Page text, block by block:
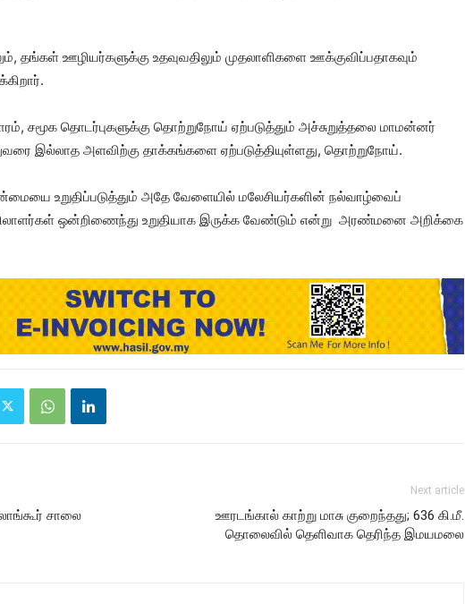
தங்கள் ஊழியர்களுக்கு உதவுவதிலும் முதலாளிகளை ஊக்குவிப்பதாகவும்
சமூக தொடர்புகளுக்கு தொற்றுநோய் ஏற்படுத்தும் அச்சுறுத்தலை மாமன்னர்
இல்லாத அளவிற்கு தாக்கங்களை ஏற்படுத்தியுள்ளது, தொற்றுநோய்.
உறுதிப்படுத்தும் அதே வேளையில் மலேசியர்களின் நல்வாழ்வைப்
ஒன்றிணைந்து உறுதியாக இருக்க வேண்டும் என்று அரண்மனை அறிக்கை
சாலை
Next article
ஊரடங்கால் காற்று மாசு குறைந்தது; 636 கி.மீ.
தொலைவில் தெளிவாக தெரிந்த இமயமலை